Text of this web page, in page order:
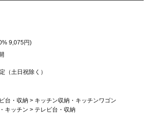
9,075円)
（土日祝除く）
台・収納> キッチン収納・キッチンワゴン
キッチン > テレビ台・収納